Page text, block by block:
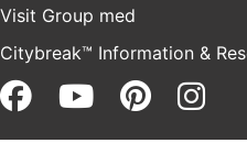
Visit Group med
Citybreak™ Information &
Facebook
Youtube